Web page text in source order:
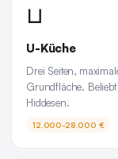
⊔
U-Küche
Drei Seiten,
Grundfläche.
Hiddesen.
12.000-28.000 €